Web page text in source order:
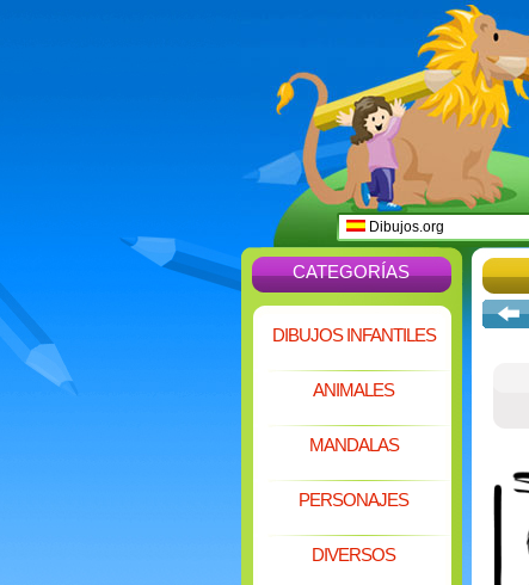
Dibujos.org
CATEGORÍAS
DIBUJOS INFANTILES
ANIMALES
MANDALAS
PERSONAJES
DIVERSOS